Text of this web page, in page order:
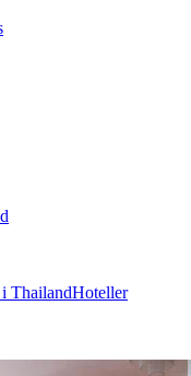
ThailandHoteller